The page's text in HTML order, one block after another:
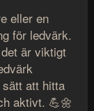
eller en
för ledvärk.
är viktigt
att hitta
aktivt. 💪🌼